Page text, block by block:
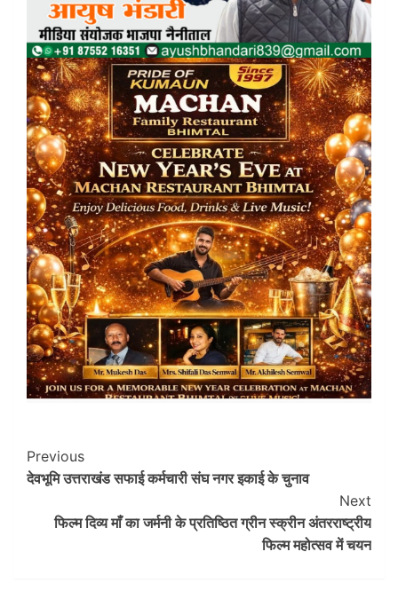
Post
Navigation
Previous
देवभूमि उत्तराखंड सफाई कर्मचारी संघ नगर इकाई के चुनाव
Next
फिल्म दिव्य माँ का जर्मनी के प्रतिष्ठित ग्रीन स्क्रीन अंतरराष्ट्रीय
फिल्म महोत्सव में चयन